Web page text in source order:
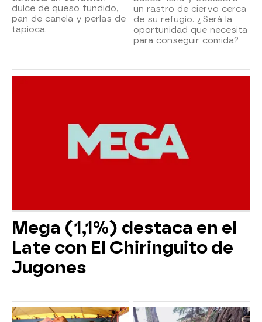
dulce de queso fundido,
pan de canela y perlas de
tapioca.
un rastro de ciervo cerca
de su refugio. ¿Será la
oportunidad que necesita
para conseguir comida?
Mega (1,1%) destaca en el
Late con El Chiringuito de
Jugones